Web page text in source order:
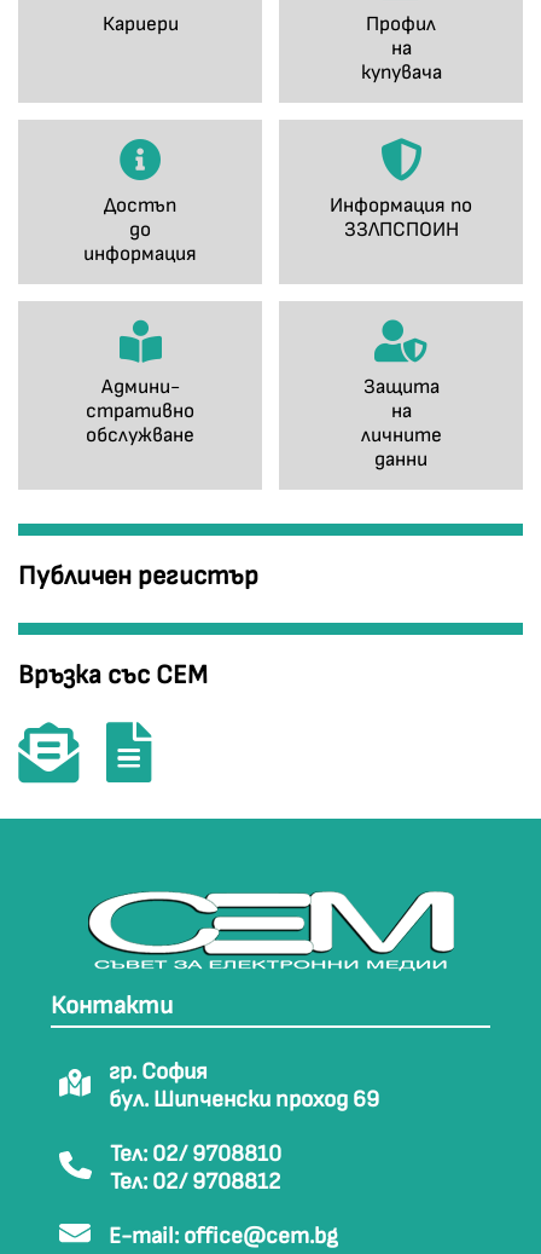
Кариери
Профил
на
купувача
Достъп
до
информация
Информация по
ЗЗЛПСПОИН
Админи-
стративно
обслужване
Защита
на
личните
данни
Публичен регистър
Връзка със СЕМ
Контакти
гр. София
бул. Шипченски проход 69
Тел: 02/ 9708810
Тел: 02/ 9708812
E-mail: office@cem.bg